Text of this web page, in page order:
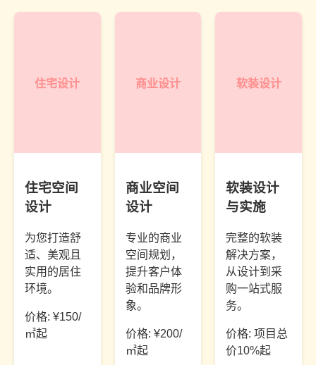
住宅设计
住宅空间
设计
为您打造舒
适、美观且
实用的居住
环境。
价格: ¥150/
㎡起
商业设计
商业空间
设计
专业的商业
空间规划，
提升客户体
验和品牌形
象。
价格: ¥200/
㎡起
软装设计
软装设计
与实施
完整的软装
解决方案，
从设计到采
购一站式服
务。
价格: 项目总
价10%起